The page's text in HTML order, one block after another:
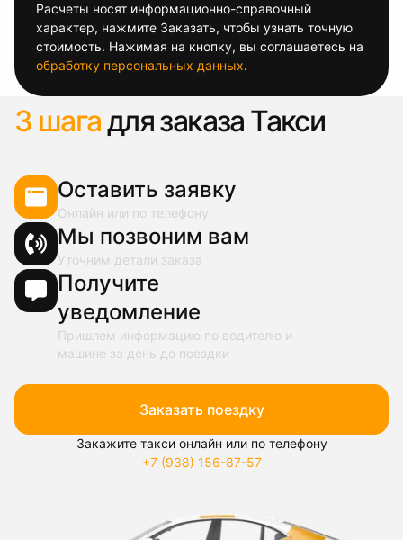
Расчеты носят информационно-справочный
характер, нажмите Заказать, чтобы узнать точную
стоимость. Нажимая на кнопку, вы соглашаетесь на
обработку персональных данных.
3 шагадля заказа Такси
Оставить заявку
Онлайн или по телефону
Мы позвоним вам
Уточним детали заказа
Получите
уведомление
Пришлем информацию по водителю и
машине за день до поездки
Заказать поездку
Закажите такси онлайн или по телефону
+7 (938) 156-87-57